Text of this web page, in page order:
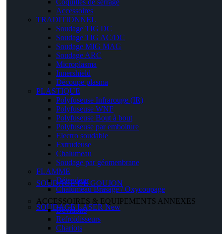
Coquilles de serrage
Accessoires
TRADITIONNEL
Soudage TIG DC
Soudage TIG AC/DC
Soudage MIG MAG
Soudage ARC
Microplasma
Innershield
Découpe plasma
PLASTIQUE
Polyfuseuse Infrarouge (IR)
Polyfuseuse WNF
Polyfuseuse Bout à bout
Polyfuseuse par emboiture
Electro soudable
Extrudeuse
Chalumeau
Soudage par géomenbrane
FLAMME
Détendeur
Chalumeau Brasage / Oxycoupage
SOUDAGE DE GOUJON
SOUDAGE LASER New
ACCESSOIRES & EQUIPEMENTS ANNEXES
Dévidoirs
Refroidisseurs
Chariots